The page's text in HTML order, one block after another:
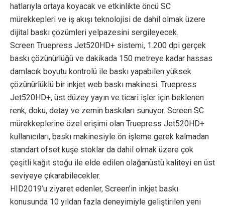
hatlarıyla ortaya koyacak ve etkinlikte öncü SC
mürekkepleri ve iş akışı teknolojisi de dahil olmak üzere
dijital baskı çözümleri yelpazesini sergileyecek.
Screen Truepress Jet520HD+ sistemi, 1.200 dpi gerçek
baskı çözünürlüğü ve dakikada 150 metreye kadar hassas
damlacık boyutu kontrolü ile baskı yapabilen yüksek
çözünürlüklü bir inkjet web baskı makinesi. Truepress
Jet520HD+, üst düzey yayın ve ticari işler için beklenen
renk, doku, detay ve zemin baskıları sunuyor. Screen SC
mürekkeplerine özel erişimi olan Truepress Jet520HD+
kullanıcıları, baskı makinesiyle ön işleme gerek kalmadan
standart ofset kuşe stoklar da dahil olmak üzere çok
çeşitli kağıt stoğu ile elde edilen olağanüstü kaliteyi en üst
seviyeye çıkarabilecekler.
HID2019’u ziyaret edenler, Screen’in inkjet baskı
konusunda 10 yıldan fazla deneyimiyle geliştirilen yeni